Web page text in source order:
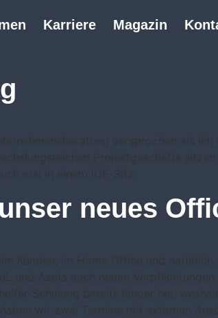
Karriere Magazin
versprochen als ich
Projektgeschäfts sitzen
mal in einem ICE-Sitz.
neues
Kunden, im Home Office und natürlich
und Azola auch neuen Verpflichtungen
Schulung bereits länger her,
wir zwei Termine mit externen